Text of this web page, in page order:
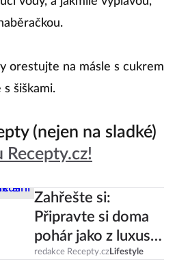
orestujte na másle s cukrem
šiškami.
(nejen na sladké)
Recepty.cz!
Zahřešte si:
Připravte si doma
pohár jako z luxusní
cukrárny!
redakce Recepty.czLifestyle